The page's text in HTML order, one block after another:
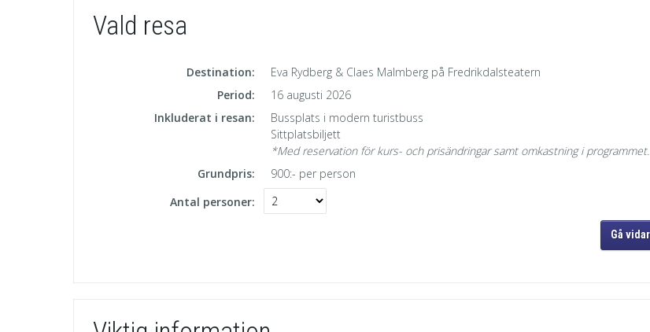
Vald resa
Destination:
Eva Rydberg & Claes Malmberg på Fredrikdalsteatern
Period:
16 augusti 2026
Inkluderat i resan:
Bussplats i modern turistbuss
Sittplatsbiljett
*Med reservation för kurs- och prisändringar samt omkastning i programmet.
Grundpris:
900:- per person
Antal personer: